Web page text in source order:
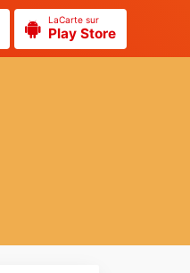
LaCarte sur
Play Store